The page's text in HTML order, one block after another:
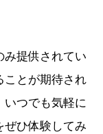
提供されてい
ことが期待され
いつでも気軽に
ひ体験してみ